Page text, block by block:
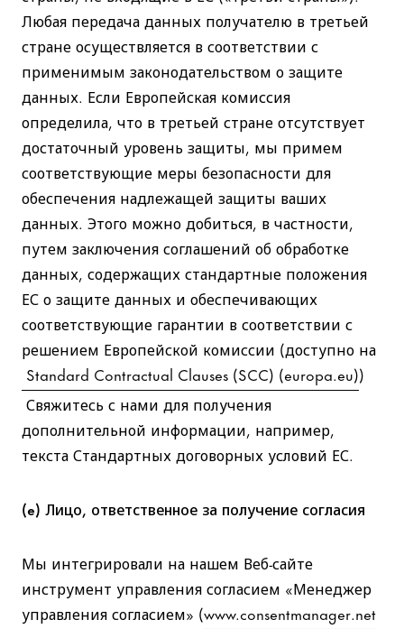
Любая передача данных получателю в третьей
стране осуществляется в соответствии с
применимым законодательством о защите
данных. Если Европейская комиссия
определила, что в третьей стране отсутствует
достаточный уровень защиты, мы примем
соответствующие меры безопасности для
обеспечения надлежащей защиты ваших
данных. Этого можно добиться, в частности,
путем заключения соглашений об обработке
данных, содержащих стандартные положения
ЕС о защите данных и обеспечивающих
соответствующие гарантии в соответствии с
решением Европейской комиссии (доступно на
Standard Contractual Clauses (SCC) (europa.eu))
Свяжитесь с нами для получения
дополнительной информации, например,
текста Стандартных договорных условий ЕС.
(e) Лицо, ответственное за получение согласия
Мы интегрировали на нашем Веб-сайте
инструмент управления согласием «Менеджер
управления согласием» (www.consentmanager.net